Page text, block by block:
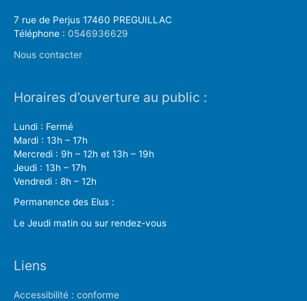
7 rue de Perjus 17460 PREGUILLAC
Téléphone : 0546936629
Nous contacter
Horaires d’ouverture au public :
Lundi : Fermé
Mardi : 13h – 17h
Mercredi : 9h – 12h et 13h – 19h
Jeudi : 13h – 17h
Vendredi : 8h – 12h
Permanence des Elus :
Le Jeudi matin ou sur rendez-vous
Liens
Accessibilité : conforme